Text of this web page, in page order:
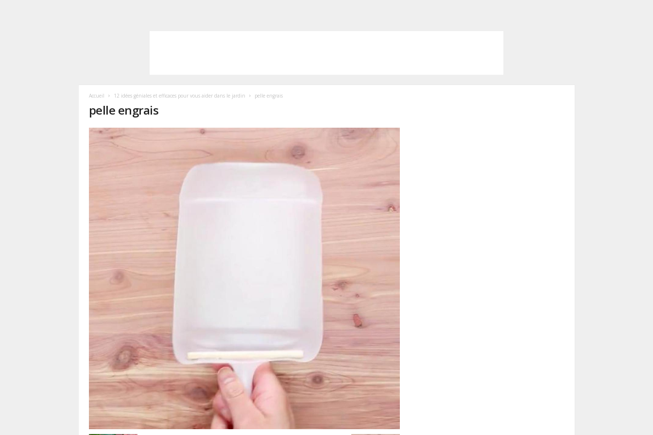
Accueil 12 idées géniales et efficaces pour vous aider dans le jardin pelle engrais
pelle engrais